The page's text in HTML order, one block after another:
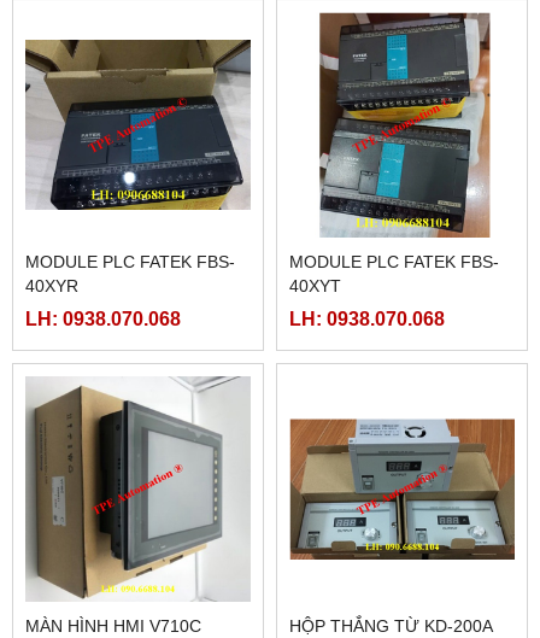
MODULE PLC FATEK FBS-
40XYR
LH: 0938.070.068
MODULE PLC FATEK FBS-
40XYT
LH: 0938.070.068
MÀN HÌNH HMI V710C
HỘP THẮNG TỪ KD-200A